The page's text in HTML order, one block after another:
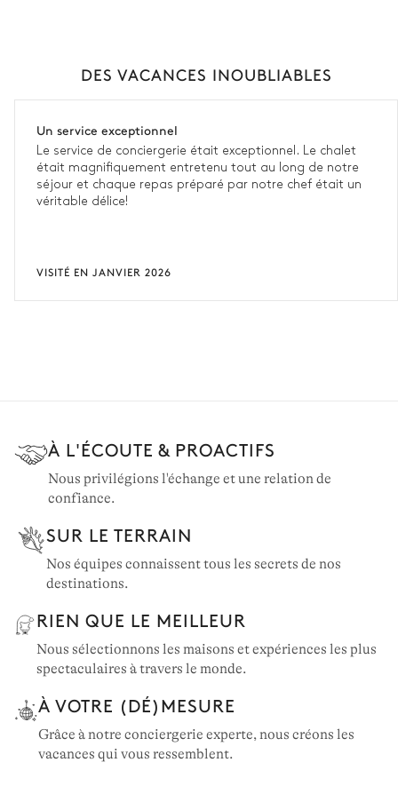
DES VACANCES INOUBLIABLES
Un service exceptionnel
Le service de conciergerie était exceptionnel. Le chalet
était magnifiquement entretenu tout au long de notre
séjour et chaque repas préparé par notre chef était un
véritable délice!
VISITÉ EN JANVIER 2026
À L'ÉCOUTE & PROACTIFS
Nous privilégions l'échange et une relation de
confiance.
SUR LE TERRAIN
Nos équipes connaissent tous les secrets de nos
destinations.
RIEN QUE LE MEILLEUR
Nous sélectionnons les maisons et expériences les plus
spectaculaires à travers le monde.
À VOTRE (DÉ)MESURE
Grâce à notre conciergerie experte, nous créons les
vacances qui vous ressemblent.